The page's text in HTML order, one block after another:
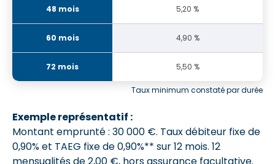
5,20 %
4,90 %
5,50 %
Taux minimum constaté par durée
Exemple représentatif :
Montant emprunté : 30 000 €. Taux débiteur fixe de
0,90% et TAEG fixe de 0,90%** sur 12 mois. 12
mensualités de 2,00 €, hors assurance facultative.